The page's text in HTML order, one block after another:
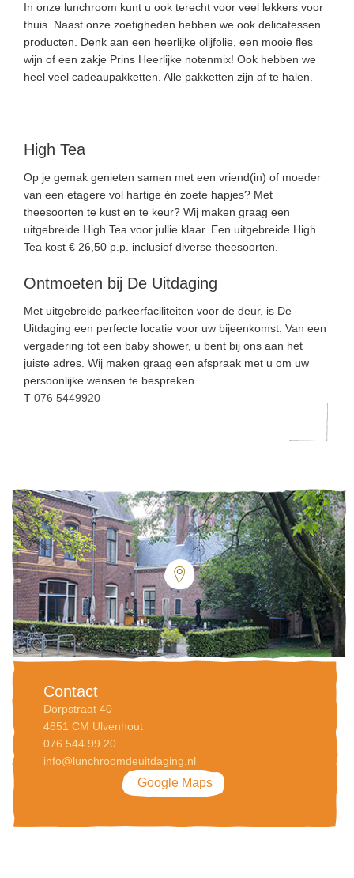
In onze lunchroom kunt u ook terecht voor veel lekkers voor
thuis. Naast onze zoetigheden hebben we ook delicatessen
producten. Denk aan een heerlijke olijfolie, een mooie fles
wijn of een zakje Prins Heerlijke notenmix! Ook hebben we
heel veel cadeaupakketten. Alle pakketten zijn af te halen.
High Tea
Op je gemak genieten samen met een vriend(in) of moeder
van een etagere vol hartige én zoete hapjes? Met
theesoorten te kust en te keur? Wij maken graag een
uitgebreide High Tea voor jullie klaar. Een uitgebreide High
Tea kost € 26,50 p.p. inclusief diverse theesoorten.
Ontmoeten bij De Uitdaging
Met uitgebreide parkeerfaciliteiten voor de deur, is De
Uitdaging een perfecte locatie voor uw bijeenkomst. Van een
vergadering tot een baby shower, u bent bij ons aan het
juiste adres. Wij maken graag een afspraak met u om uw
persoonlijke wensen te bespreken.
T 076 5449920
Contact
Dorpstraat 40
4851 CM Ulvenhout
076 544 99 20
info@lunchroomdeuitdaging.nl
Google Maps